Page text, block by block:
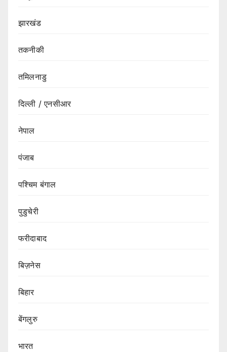
झारखंड
तकनीकी
तमिलनाडु
दिल्ली / एनसीआर
नेपाल
पंजाब
पश्चिम बंगाल
पुडुचेरी
फरीदाबाद
बिज़नेस
बिहार
बेंगलुरु
भारत